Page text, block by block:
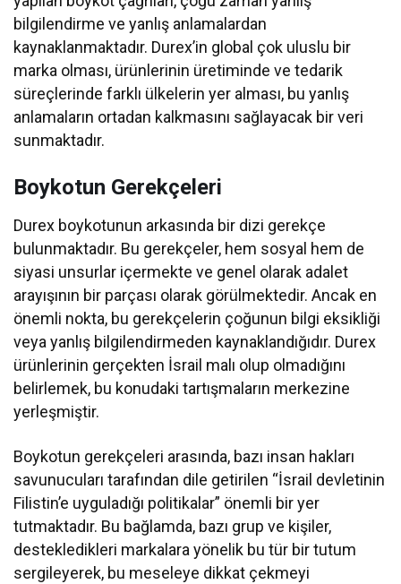
bilgilendirme ve yanlış anlamalardan
kaynaklanmaktadır. Durex’in global çok uluslu bir
marka olması, ürünlerinin üretiminde ve tedarik
süreçlerinde farklı ülkelerin yer alması, bu yanlış
anlamaların ortadan kalkmasını sağlayacak bir veri
sunmaktadır.
Boykotun Gerekçeleri
Durex boykotunun arkasında bir dizi gerekçe
bulunmaktadır. Bu gerekçeler, hem sosyal hem de
siyasi unsurlar içermekte ve genel olarak adalet
arayışının bir parçası olarak görülmektedir. Ancak en
önemli nokta, bu gerekçelerin çoğunun bilgi eksikliği
veya yanlış bilgilendirmeden kaynaklandığıdır. Durex
ürünlerinin gerçekten İsrail malı olup olmadığını
belirlemek, bu konudaki tartışmaların merkezine
yerleşmiştir.
Boykotun gerekçeleri arasında, bazı insan hakları
savunucuları tarafından dile getirilen “İsrail devletinin
Filistin’e uyguladığı politikalar” önemli bir yer
tutmaktadır. Bu bağlamda, bazı grup ve kişiler,
destekledikleri markalara yönelik bu tür bir tutum
sergileyerek, bu meseleye dikkat çekmeyi